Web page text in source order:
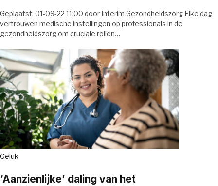
Geplaatst: 01-09-22 11:00 door Interim Gezondheidszorg Elke dag
vertrouwen medische instellingen op professionals in de
gezondheidszorg om cruciale rollen…
Geluk
‘Aanzienlijke’ daling van het